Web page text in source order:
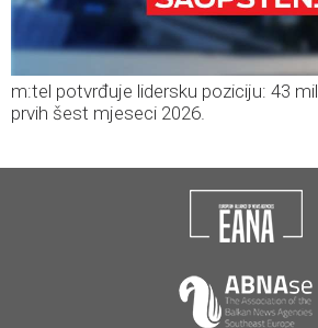
m:tel potvrđuje lidersku poziciju: 43
prvih šest mjeseci 2026.